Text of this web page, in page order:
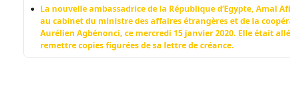
La nouvelle ambassadrice de la République d’Egypte, Amal
au cabinet du ministre des affaires étrangères et de la
Aurélien Agbénonci, ce mercredi 15 janvier 2020. Elle était
remettre copies figurées de sa lettre de créance.